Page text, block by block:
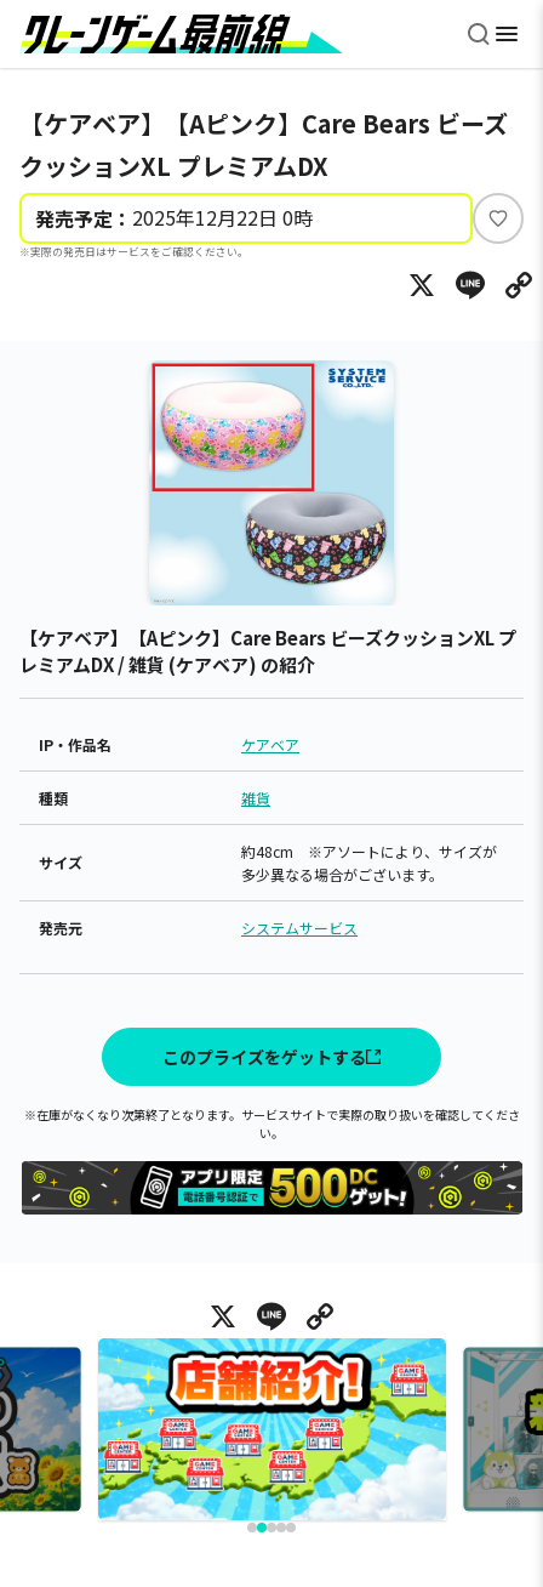
【ケアベア】【Aピンク】Care Bears ビーズ
クッションXL プレミアムDX
発売予定： 2025年12月22日 0時
※実際の発売日はサービスをご確認ください。
い
ね
X
【ケアベア】【Aピンク】Care Bears ビーズクッションXL プ
レミアムDX / 雑貨 (ケアベア) の紹介
IP・作品名 ケアベア
種類 雑貨
サイズ
約48cm ※アソートにより、サイズが
多少異なる場合がございます。
発売元 システムサービス
このプライズをゲットする
※在庫がなくなり次第終了となります。サービスサイトで実際の取り扱いを確認してくださ
い。
X Line